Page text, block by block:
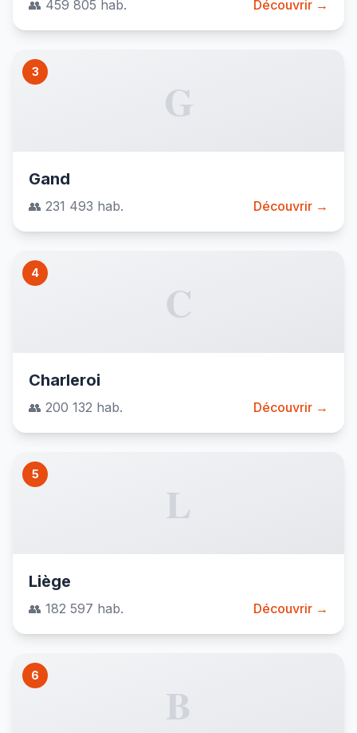
👥 459 805 hab. Découvrir →
3
G
Gand
👥 231 493 hab. Découvrir →
4
C
Charleroi
👥 200 132 hab. Découvrir →
5
L
Liège
👥 182 597 hab. Découvrir →
6
B